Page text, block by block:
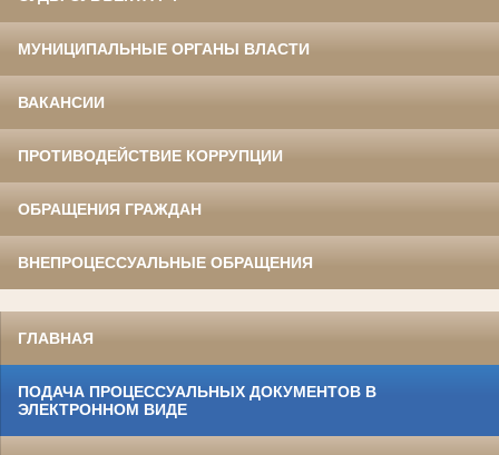
МУНИЦИПАЛЬНЫЕ ОРГАНЫ ВЛАСТИ
ВАКАНСИИ
ПРОТИВОДЕЙСТВИЕ КОРРУПЦИИ
ОБРАЩЕНИЯ ГРАЖДАН
ВНЕПРОЦЕССУАЛЬНЫЕ ОБРАЩЕНИЯ
ГЛАВНАЯ
ПОДАЧА ПРОЦЕССУАЛЬНЫХ ДОКУМЕНТОВ В
ЭЛЕКТРОННОМ ВИДЕ